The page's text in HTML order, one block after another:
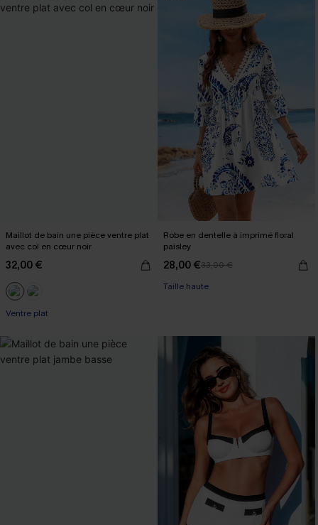
Maillot de bain une pièce ventre plat
avec col en cœur noir
32,00 €
Ventre plat
Robe en dentelle à imprimé floral
paisley
28,00 €33,00 €
Taille haute